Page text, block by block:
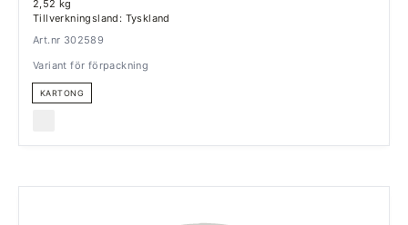
2,52 kg
Tillverkningsland: Tyskland
Art.nr 302589
Variant för förpackning
KARTONG